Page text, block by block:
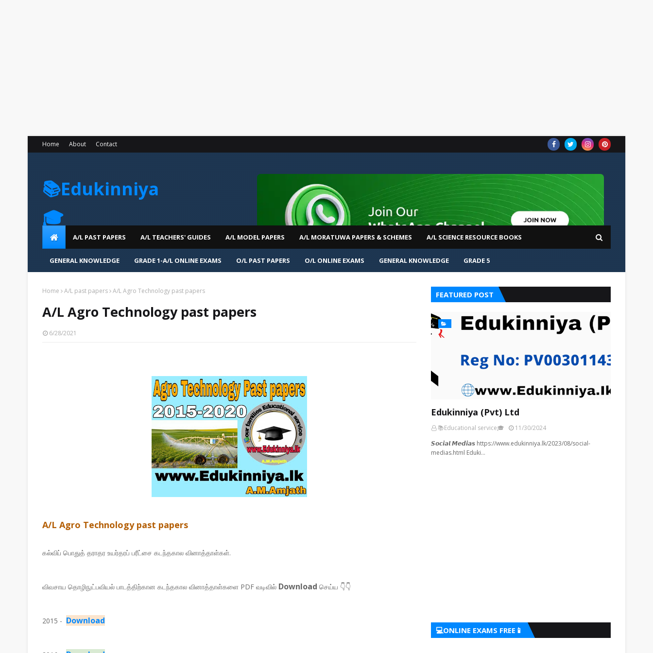
Home About Contact
📚Edukinniya
🎓
A/L PAST PAPERS A/L TEACHERS' GUIDES A/L MODEL PAPERS A/L MORATUWA PAPERS & SCHEMES A/L SCIENCE RESOURCE BOOKS
GENERAL KNOWLEDGE GRADE 1-A/L ONLINE EXAMS O/L PAST PAPERS O/L ONLINE EXAMS GENERAL KNOWLEDGE GRADE 5
Home A/L past papers A/L Agro Technology past papers
A/L Agro Technology past papers
6/28/2021
A/L Agro Technology past papers
கல்விப் பொதுத் தராதர உயர்தரப் பரீட்சை கடந்தகால வினாத்தாள்கள்.
விவசாய தொழிநுட்பவியல் பாடத்திற்கான கடந்தகால வினாத்தாள்களை PDF வடிவில் Download செய்ய 👇👇
2015 - Download
FEATURED POST
Edukinniya (Pvt) Ltd
📚Educational service🎓
11/30/2024
𝙎𝙤𝙘𝙞𝙖𝙡 𝙈𝙚𝙙𝙞𝙖𝙨 https://www.edukinniya.lk/2023/08/social-
medias.html Eduki…
💻ONLINE EXAMS FREE📱